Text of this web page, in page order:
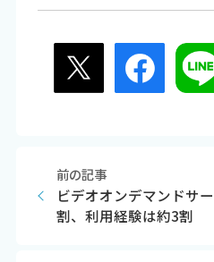
前の記事
ビデオオンデマンドサ
割、利用経験は約3割